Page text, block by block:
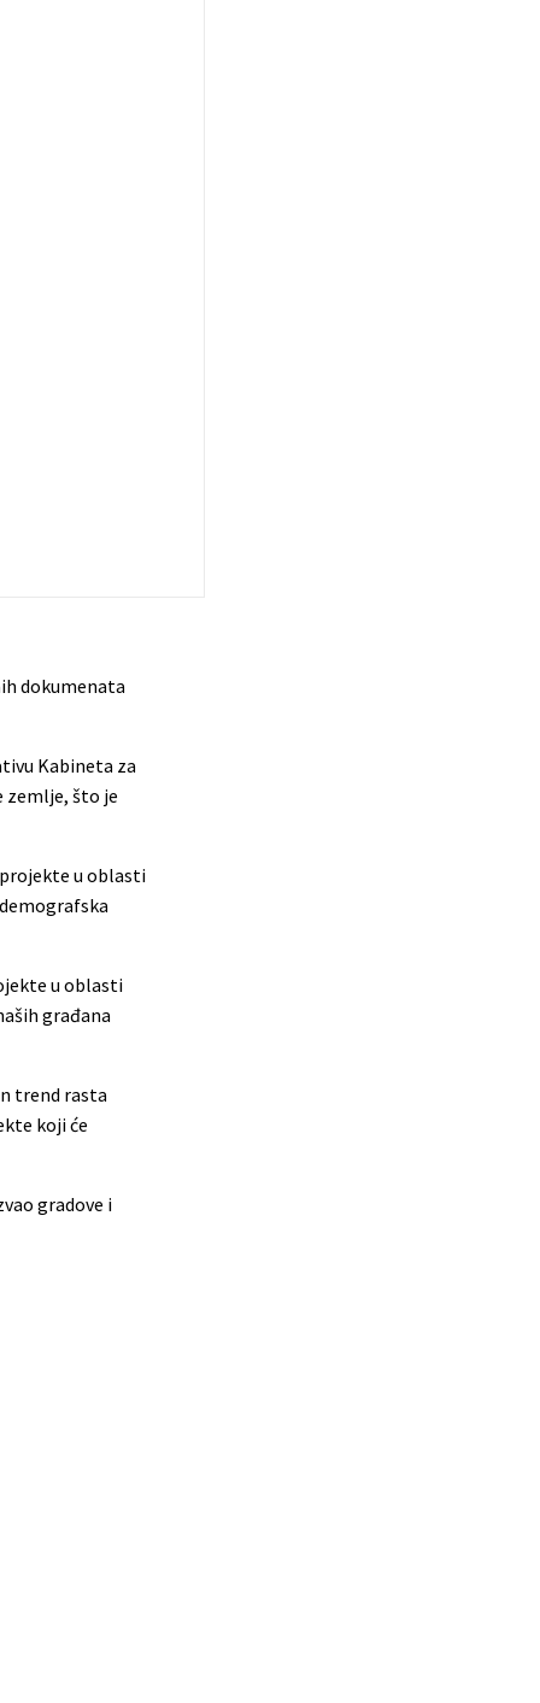
dokumenata
Kabineta za
zemlje, što je
u oblasti
u oblasti
građana
trend rasta
koji će
gradove i